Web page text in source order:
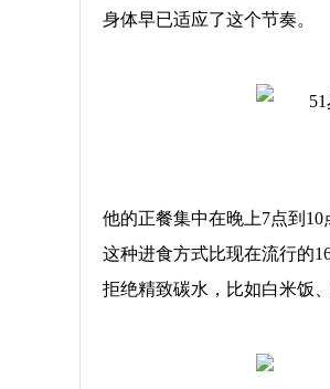
身体早已适应了这个节奏。
他的正餐集中在晚上7点到
这种进食方式比现在流行的
拒绝精致碳水，比如白米饭